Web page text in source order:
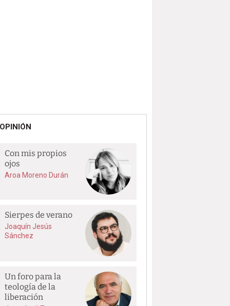
OPINIÓN
Con mis propios
ojos
Aroa Moreno Durán
Sierpes de verano
Joaquín Jesús
Sánchez
Un foro para la
teología de la
liberación